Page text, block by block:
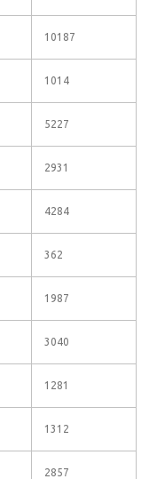
10187
1014
5227
2931
4284
362
1987
3040
1281
1312
2857